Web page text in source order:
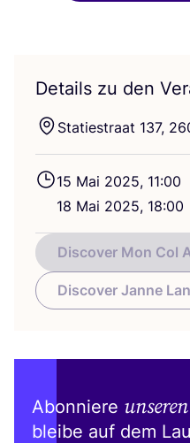
Details zu den
Sta­tie­stra­at 137,
15 Mai 2025, 11:00
18 Mai 2025, 18:00
Discover Mon Col
Discover Janne
Abonniere
bleibe auf dem